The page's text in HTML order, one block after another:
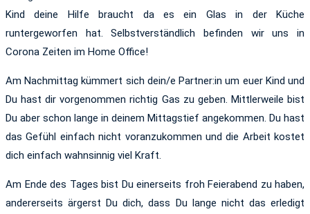
Kind deine Hilfe braucht da es ein Glas in der Küche
runtergeworfen hat. Selbstverständlich befinden wir uns in
Corona Zeiten im Home Office!
Am Nachmittag kümmert sich dein/e Partner:in um euer Kind und
Du hast dir vorgenommen richtig Gas zu geben. Mittlerweile bist
Du aber schon lange in deinem Mittagstief angekommen. Du hast
das Gefühl einfach nicht voranzukommen und die Arbeit kostet
dich einfach wahnsinnig viel Kraft.
Am Ende des Tages bist Du einerseits froh Feierabend zu haben,
andererseits ärgerst Du dich, dass Du lange nicht das erledigt